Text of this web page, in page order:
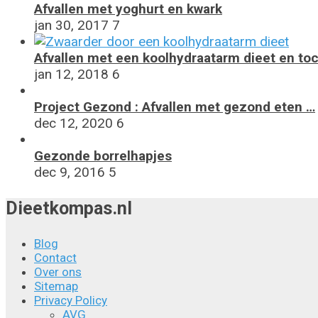
Afvallen met yoghurt en kwark
jan 30, 2017 7
Afvallen met een koolhydraatarm dieet en
jan 12, 2018 6
Project Gezond : Afvallen met gezond eten …
dec 12, 2020 6
Gezonde borrelhapjes
dec 9, 2016 5
Dieetkompas.nl
Blog
Contact
Over ons
Sitemap
Privacy Policy
AVG